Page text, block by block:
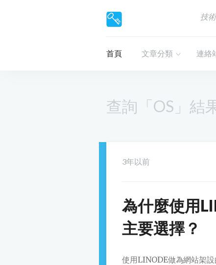
技
首頁 文章分類 連絡
查詢「OS」結
3年以前
為什麼使用
主要選擇？
使用LINODE做為網站架